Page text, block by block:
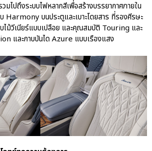
ไปถึงระบบไฟหลากสีเพื่อสร้างบรรยากาศภายใน
Harmony บนประตูและเบาะโดยสาร ที่รองศีรษะ
ไม้วีเนียร์แบบเปลือย และคุณสมบัติ Touring และ
และกาบบันได Azure แบบเรืองแสง